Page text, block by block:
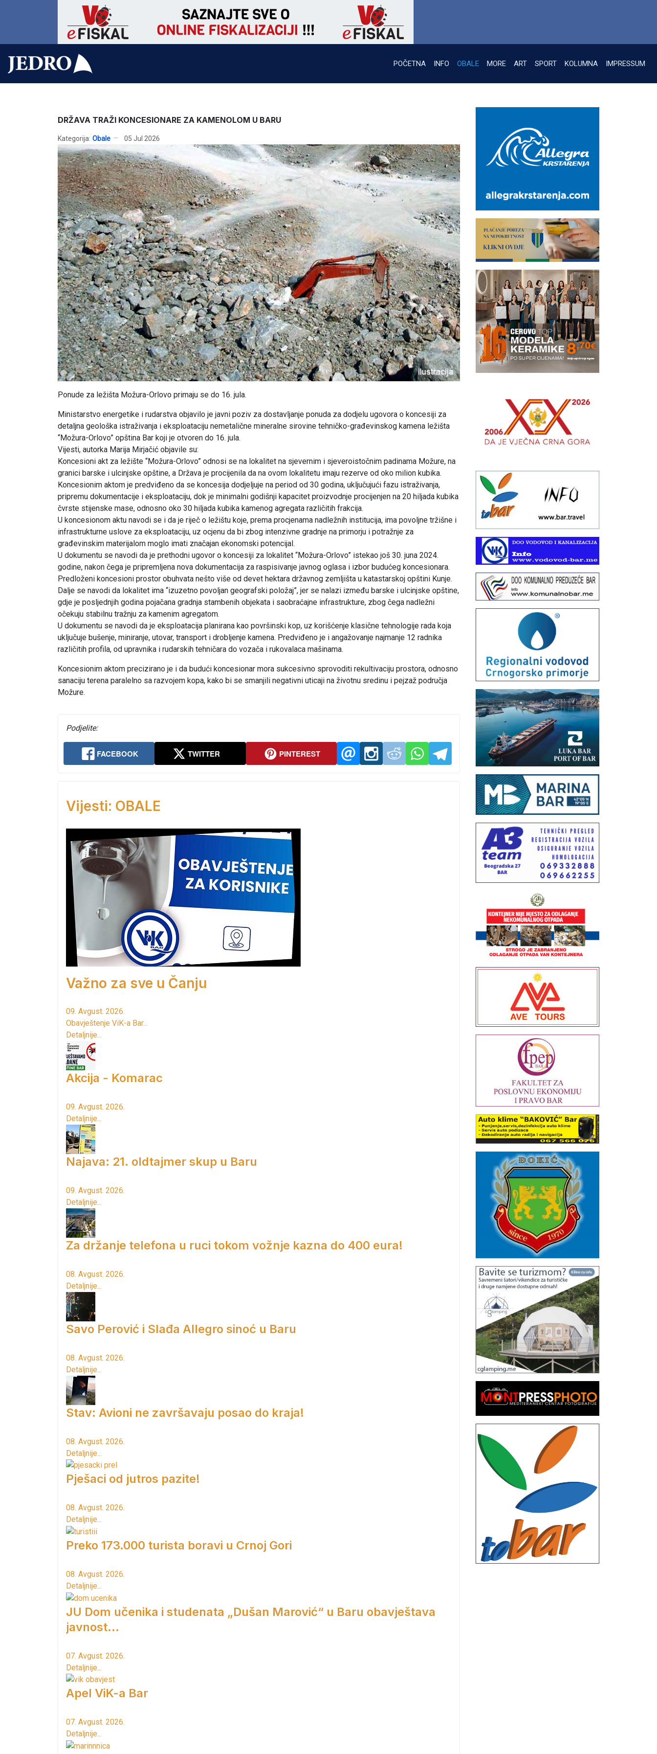
POČETNA INFO OBALE MORE ART SPORT KOLUMNA IMPRESSUM
DRŽAVA TRAŽI KONCESIONARE ZA KAMENOLOM U BARU
Kategorija: Obale 05 Jul 2026
Ponude za ležišta Možura-Orlovo primaju se do 16. jula.
Ministarstvo energetike i rudarstva objavilo je javni poziv za dostavljanje ponuda za dodjelu ugovora o koncesiji za
detaljna geološka istraživanja i eksploataciju nemetalične mineralne sirovine tehničko-građevinskog kamena ležišta
“Možura-Orlovo” opština Bar koji je otvoren do 16. jula.
Vijesti, autorka Marija Mirjačić objavile su:
Koncesioni akt za ležište “Možura-Orlovo” odnosi se na lokalitet na sjevernim i sjeveroistočnim padinama Možure, na
granici barske i ulcinjske opštine, a Država je procijenila da na ovom lokalitetu imaju rezerve od oko milion kubika.
Koncesionim aktom je predviđeno da se koncesija dodjeljuje na period od 30 godina, uključujući fazu istraživanja,
pripremu dokumentacije i eksploataciju, dok je minimalni godišnji kapacitet proizvodnje procijenjen na 20 hiljada kubika
čvrste stijenske mase, odnosno oko 30 hiljada kubika kamenog agregata različitih frakcija.
U koncesionom aktu navodi se i da je riječ o ležištu koje, prema procjenama nadležnih institucija, ima povoljne tržišne i
infrastrukturne uslove za eksploataciju, uz ocjenu da bi zbog intenzivne gradnje na primorju i potražnje za
građevinskim materijalom moglo imati značajan ekonomski potencijal.
U dokumentu se navodi da je prethodni ugovor o koncesiji za lokalitet “Možura-Orlovo” istekao još 30. juna 2024.
godine, nakon čega je pripremljena nova dokumentacija za raspisivanje javnog oglasa i izbor budućeg koncesionara.
Predloženi koncesioni prostor obuhvata nešto više od devet hektara državnog zemljišta u katastarskoj opštini Kunje.
Dalje se navodi da lokalitet ima “izuzetno povoljan geografski položaj”, jer se nalazi između barske i ulcinjske opštine,
gdje je posljednjih godina pojačana gradnja stambenih objekata i saobraćajne infrastrukture, zbog čega nadležni
očekuju stabilnu tražnju za kamenim agregatom.
U dokumentu se navodi da je eksploatacija planirana kao površinski kop, uz korišćenje klasične tehnologije rada koja
uključuje bušenje, miniranje, utovar, transport i drobljenje kamena. Predviđeno je i angažovanje najmanje 12 radnika
različitih profila, od upravnika i rudarskih tehničara do vozača i rukovalaca mašinama.
Koncesionim aktom precizirano je i da budući koncesionar mora sukcesivno sprovoditi rekultivaciju prostora, odnosno
sanaciju terena paralelno sa razvojem kopa, kako bi se smanjili negativni uticaji na životnu sredinu i pejzaž područja
Možure.
Podjelite:
FACEBOOK TWITTER PINTEREST
Vijesti: OBALE
Važno za sve u Čanju
09. Avgust. 2026.
Obavještenje ViK-a Bar...
Detaljnije...
Akcija - Komarac
09. Avgust. 2026.
Detaljnije...
Najava: 21. oldtajmer skup u Baru
09. Avgust. 2026.
Detaljnije...
Za držanje telefona u ruci tokom vožnje kazna do 400 eura!
08. Avgust. 2026.
Detaljnije...
Savo Perović i Slađa Allegro sinoć u Baru
08. Avgust. 2026.
Detaljnije...
Stav: Avioni ne završavaju posao do kraja!
08. Avgust. 2026.
Detaljnije...
Pješaci od jutros pazite!
08. Avgust. 2026.
Detaljnije...
Preko 173.000 turista boravi u Crnoj Gori
08. Avgust. 2026.
Detaljnije...
JU Dom učenika i studenata „Dušan Marović“ u Baru obavještava
javnost...
07. Avgust. 2026.
Detaljnije...
Apel ViK-a Bar
07. Avgust. 2026.
Detaljnije...